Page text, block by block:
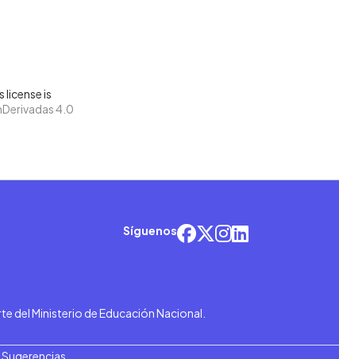
license is
4.0
Síguenos
del Ministerio de Educación Nacional.
Sugerencias